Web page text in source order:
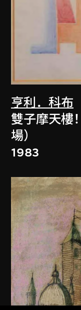
亨利．科布
雙子摩天樓
場）
1983